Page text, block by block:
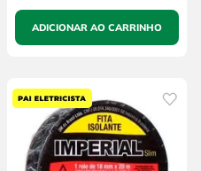
ADICIONAR AO CARRINHO